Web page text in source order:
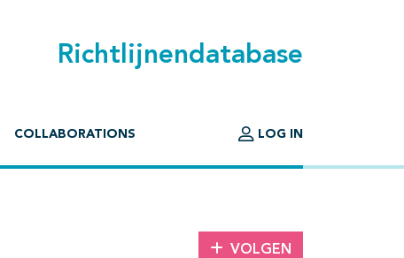
Richtlijnendatabase
COLLABORATIONS LOG IN
VOLGEN